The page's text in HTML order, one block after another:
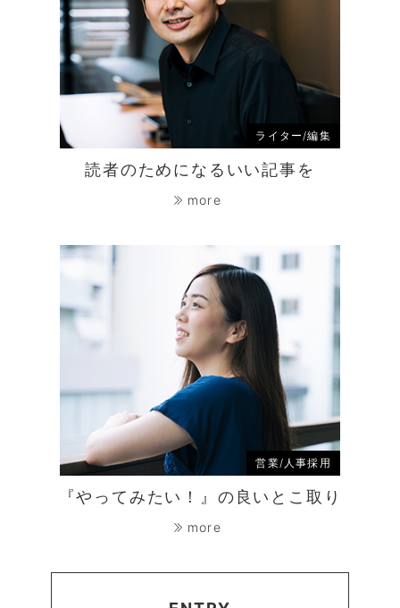
ライター/編集
読者のためになるいい記事を
more
営業/人事採用
『やってみたい！』の良いとこ取り
more